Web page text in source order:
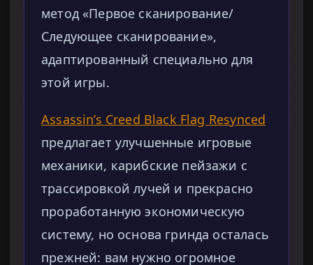
метод «Первое сканирование/
Следующее сканирование»,
адаптированный специально для
этой игры.
Assassin’s Creed Black Flag Resynced
предлагает улучшенные игровые
механики, карибские пейзажи с
трассировкой лучей и прекрасно
проработанную экономическую
систему, но основа гринда осталась
прежней: вам нужно огромное